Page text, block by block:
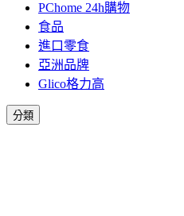
PChome 24h購物
食品
進口零食
亞洲品牌
Glico格力高
分類